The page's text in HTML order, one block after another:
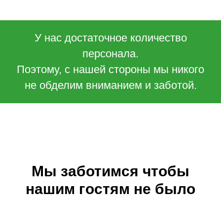
У нас достаточное количество
персонала.
Поэтому, с нашей стороны мы никого
не обделим вниманием и заботой.
Мы заботимся чтобы
нашим гостям не было